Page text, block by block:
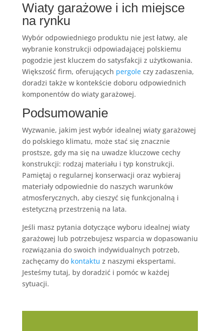
Wiaty garażowe i ich miejsce
na rynku
Wybór odpowiedniego produktu nie jest łatwy, ale
wybranie konstrukcji odpowiadającej polskiemu
pogodzie jest kluczem do satysfakcji z użytkowania.
Większość firm, oferujących pergoleczy zadaszenia,
doradzi także w kontekście doboru odpowiednich
komponentów do wiaty garażowej.
Podsumowanie
Wyzwanie, jakim jest wybór idealnej wiaty garażowej
do polskiego klimatu, może stać się znacznie
prostsze, gdy ma się na uwadze kluczowe cechy
konstrukcji: rodzaj materiału i typ konstrukcji.
Pamiętaj o regularnej konserwacji oraz wybieraj
materiały odpowiednie do naszych warunków
atmosferycznych, aby cieszyć się funkcjonalną i
estetyczną przestrzenią na lata.
Jeśli masz pytania dotyczące wyboru idealnej wiaty
garażowej lub potrzebujesz wsparcia w dopasowaniu
rozwiązania do swoich indywidualnych potrzeb,
zachęcamy do kontaktu z naszymi ekspertami.
Jesteśmy tutaj, by doradzić i pomóc w każdej
sytuacji.